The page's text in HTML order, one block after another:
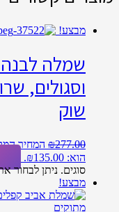
מבצע!
שמלה לבנה
וסגולים,
שוק
₪277.00 המחיר המקורי
הוא: ₪135.00.
סוגים. ניתן לבחור
מבצע!